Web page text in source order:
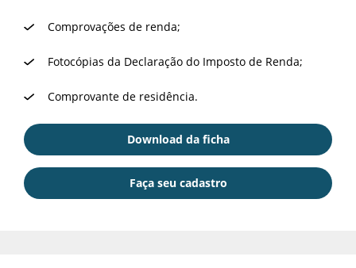
Comprovações de renda;
Fotocópias da Declaração do Imposto de Renda;
Comprovante de residência.
Download da ficha
Download da ficha
Faça seu cadastro